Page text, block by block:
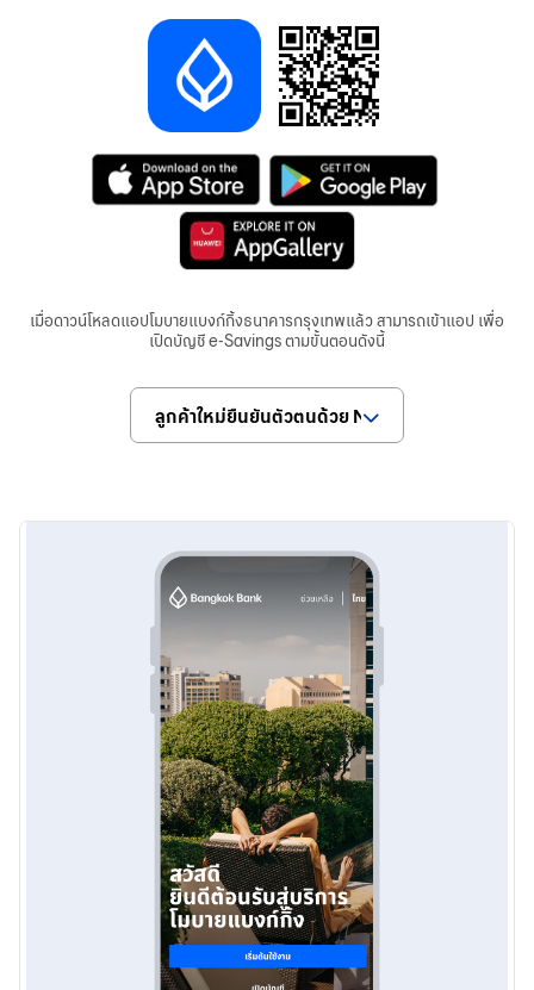
เมื่อดาวน์โหลดแอปโมบายแบงก์กิ้งธนาคารกรุงเทพแล้ว สามารถเข้าแอป เพื่อ
เปิดบัญชี e-Savings ตามขั้นตอนดังนี้